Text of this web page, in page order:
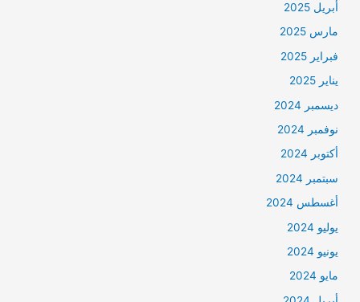
أبريل 2025
مارس 2025
فبراير 2025
يناير 2025
ديسمبر 2024
نوفمبر 2024
أكتوبر 2024
سبتمبر 2024
أغسطس 2024
يوليو 2024
يونيو 2024
مايو 2024